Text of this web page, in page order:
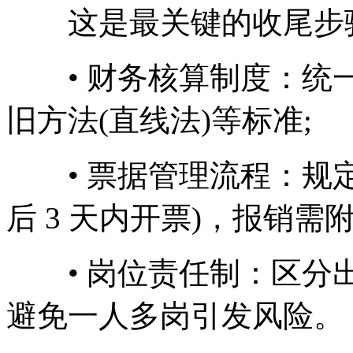
这是最关键的收尾步
• 财务核算制度：统
旧方法(直线法)等标准;
• 票据管理流程：规
后 3 天内开票)，报销需
• 岗位责任制：区分
避免一人多岗引发风险。